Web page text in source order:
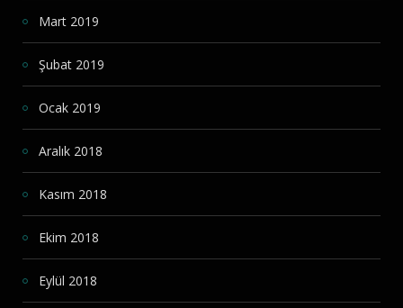
Mart 2019
Şubat 2019
Ocak 2019
Aralık 2018
Kasım 2018
Ekim 2018
Eylül 2018